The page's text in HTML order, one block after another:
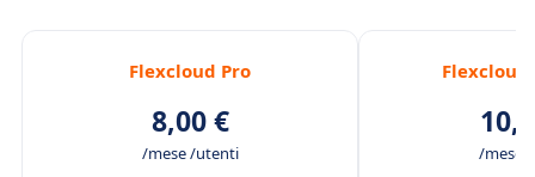
Flexcloud Pro
8,00 €
/mese /utenti
Flexcloud
/mese